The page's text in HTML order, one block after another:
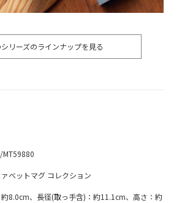
シリーズのラインナップを見る
ベットマグ コレクション
8.0cm、長径(取っ手含)：約11.1cm、高さ：約